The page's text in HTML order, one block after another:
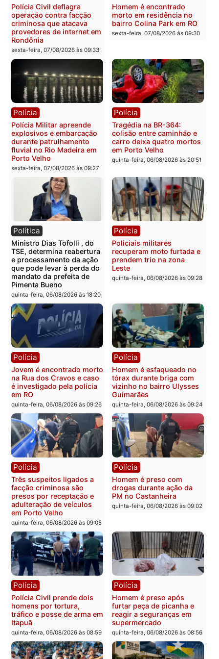
Você também vai querer ler...
Polícia
Polícia Federal apreende
400 quilos de drogas e
prende motorista em RO
sexta-feira, 07/08/2026 às 09:40
Polícia
Casal é preso pela PRF
com mais de 72 quilos
mercúrio escondidos em
estepe em Porto Velho
sexta-feira, 07/08/2026 às
Polícia
Polícia Civil deflagra
operação contra facção
criminosa que atacava
provedores de internet em
Rondônia
sexta-feira, 07/08/2026 às 09:33
Polícia
Homem é encontrado
morto em residência no
bairro Colina Park em RO
sexta-feira, 07/08/2026 às
Polícia
Polícia Militar apreende
explosivos e embarcação
durante patrulhamento
fluvial no Rio Madeira em
Porto Velho
sexta-feira, 07/08/2026 às 09:27
Polícia
Tragédia na BR-364:
colisão entre caminhão e
carro deixa quatro
em Porto Velho
quinta-feira, 06/08/2026 às
Política
Ministro Dias Tofolli , do
TSE, determina reabertura
e processamento da ação
que pode levar à perda do
mandato da prefeita de
Pimenta Bueno
quinta-feira, 06/08/2026 às 18:20
Polícia
Policiais militares
recuperam moto furtada
prendem trio na zona
Polícia
Jovem é encontrado morto
na Rua dos Cravos e caso
é investigado pela polícia
Polícia
Homem é esfaqueado no
tórax durante briga com
vizinho no bairro